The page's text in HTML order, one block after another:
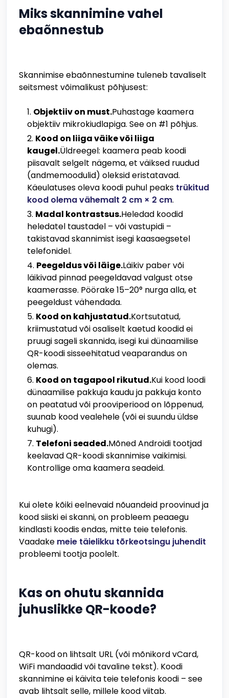
Miks skannimine vahel
ebaõnnestub
Skannimise ebaõnnestumine tuleneb tavaliselt
seitsmest võimalikust põhjusest:
Objektiiv on must.Puhastage kaamera
objektiiv mikrokiudlapiga. See on #1 põhjus.
Kood on liiga väike või liiga
kaugel.Üldreegel: kaamera peab koodi
piisavalt selgelt nägema, et väiksed ruudud
(andmemoodulid) oleksid eristatavad.
Käeulatuses oleva koodi puhul peaks trükitud
kood olema vähemalt 2 cm × 2 cm.
Madal kontrastsus.Heledad koodid
heledatel taustadel – või vastupidi –
takistavad skannimist isegi kaasaegsetel
telefonidel.
Peegeldus või läige.Läikiv paber või
läikivad pinnad peegeldavad valgust otse
kaamerasse. Pöörake 15–20° nurga alla, et
peegeldust vähendada.
Kood on kahjustatud.Kortsutatud,
kriimustatud või osaliselt kaetud koodid ei
pruugi sageli skannida, isegi kui dünaamilise
QR-koodi sisseehitatud veaparandus on
olemas.
Kood on tagapool rikutud.Kui kood loodi
dünaamilise pakkuja kaudu ja pakkuja konto
on peatatud või prooviperiood on lõppenud,
suunab kood vealehele (või ei suundu üldse
kuhugi).
Telefoni seaded.Mõned Androidi tootjad
keelavad QR-koodi skannimise vaikimisi.
Kontrollige oma kaamera seadeid.
Kui olete kõiki eelnevaid nõuandeid proovinud ja
kood siiski ei skanni, on probleem peaaegu
kindlasti koodis endas, mitte teie telefonis.
Vaadake meie täielikku tõrkeotsingu juhendit
probleemi tootja poolelt.
Kas on ohutu skannida
juhuslikke QR-koode?
QR-kood on lihtsalt URL (või mõnikord vCard,
WiFi mandaadid või tavaline tekst). Koodi
skannimine ei käivita teie telefonis koodi – see
avab lihtsalt selle, millele kood viitab.